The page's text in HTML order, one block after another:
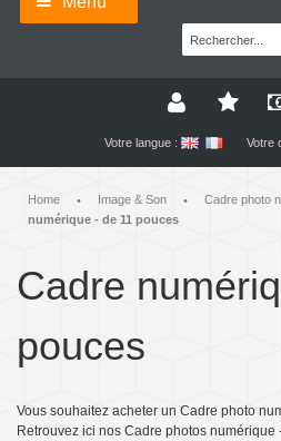
Votre langue : Votre
Home • Image & Son • Cadre photo
numérique - de 11 pouces
Cadre
pouces
Vous souhaitez acheter un Cadre photo
Retrouvez ici nos Cadre photos numérique